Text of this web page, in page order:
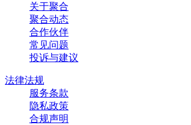
关于聚合
聚合动态
合作伙伴
常见问题
投诉与建议
法律法规
服务条款
隐私政策
合规声明